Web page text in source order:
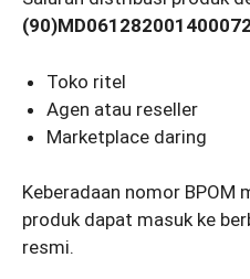
(90)MD061282001400072
Toko ritel
Agen atau reseller
Marketplace daring
Keberadaan nomor BPOM
produk dapat masuk ke
resmi.